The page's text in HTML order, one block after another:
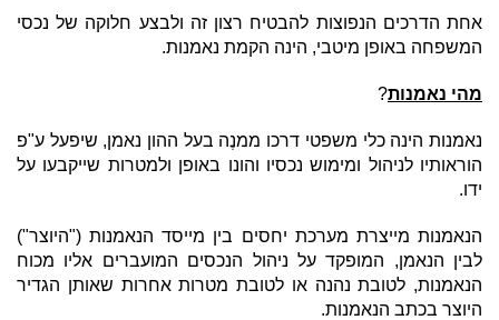
אחת הדרכים הנפוצות להבטיח רצון זה ולבצע חלוקה של נכסי
המשפחה באופן מיטבי, הינה הקמת נאמנות.
מהי נאמנות?
נאמנות הינה כלי משפטי דרכו ממנֶה בעל ההון נאמן, שיפעל ע"פ
הוראותיו לניהול ומימוש נכסיו והונו באופן ולמטרות שייקבעו על
ידו.
הנאמנות מייצרת מערכת יחסים בין מייסד הנאמנות ("היוצר")
לבין הנאמן, המופקד על ניהול הנכסים המועברים אליו מכוח
הנאמנות, לטובת נהנה או לטובת מטרות אחרות שאותן הגדיר
היוצר בכתב הנאמנות.